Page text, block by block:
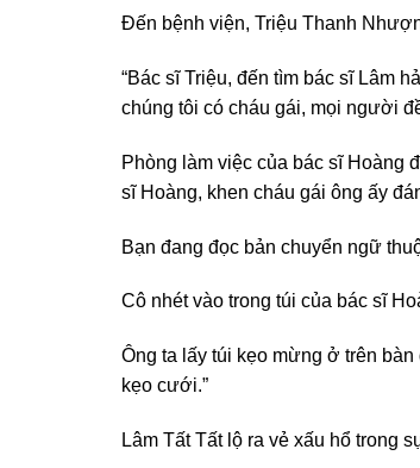
Đến bệnh viện, Triệu Thanh
“Bác sĩ Triệu, đến tìm bác sĩ Lâm
chúng tôi có cháu gái, mọi người
Phòng làm việc của bác sĩ Hoàng
sĩ Hoàng, khen cháu gái ông ấy
Bạn đang đọc bản chuyển ngữ
Cô nhét vào trong túi của bác sĩ
Ông ta lấy túi kẹo mừng ở trên
kẹo cưới.”
Lâm Tất Tất lộ ra vẻ xấu hổ trong